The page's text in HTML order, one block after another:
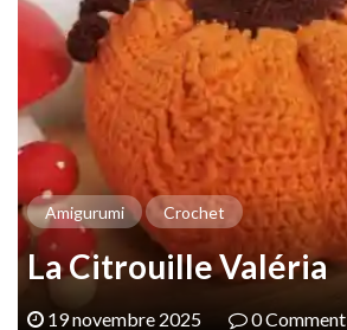
Amigurumi Crochet
La Citrouille Valéria
19 novembre 2025 0 Comment